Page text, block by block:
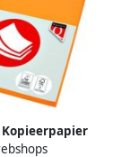
diepgeel 50